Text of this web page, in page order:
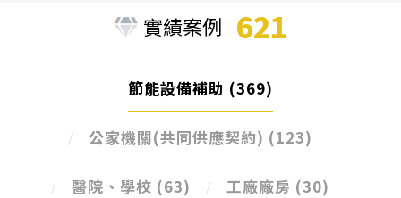
實績案例 621
節能設備補助 (369)
公家機關(共同供應契約) (123)
醫院、學校 (63) 工廠廠房 (30)